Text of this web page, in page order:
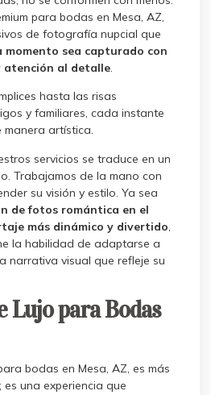
para bodas en Mesa, AZ,
de fotografía nupcial que
sea capturado con
atención al detalle.
hasta las risas
y familiares, cada instante
artística.
servicios se traduce en un
Trabajamos de la mano con
su visión y estilo. Ya sea
de fotos romántica en el
más dinámico y divertido
la habilidad de adaptarse a
narrativa visual que refleje su
Lujo para Bodas
bodas en Mesa, AZ, es más
es una experiencia que